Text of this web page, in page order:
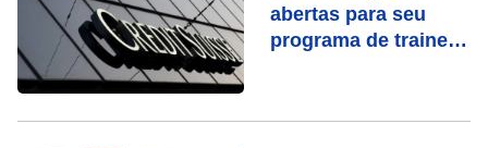
abertas para seu
programa de trainee;